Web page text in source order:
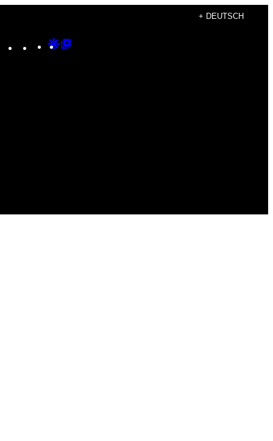
+ DEUTSCH
Instagram
TikTokYouTube
Google